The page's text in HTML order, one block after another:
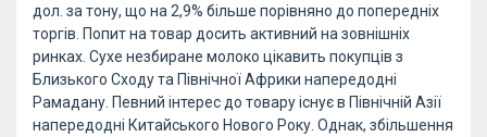
дол. за тону, що на 2,9% більше порівняно до попередніх
торгів. Попит на товар досить активний на зовнішніх
ринках. Сухе незбиране молоко цікавить покупців з
Близького Сходу та Північної Африки напередодні
Рамадану. Певний інтерес до товару існує в Північній Азії
напередодні Китайського Нового Року. Однак, збільшення